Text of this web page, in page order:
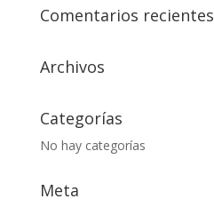
Comentarios recientes
Archivos
Categorías
No hay categorías
Meta